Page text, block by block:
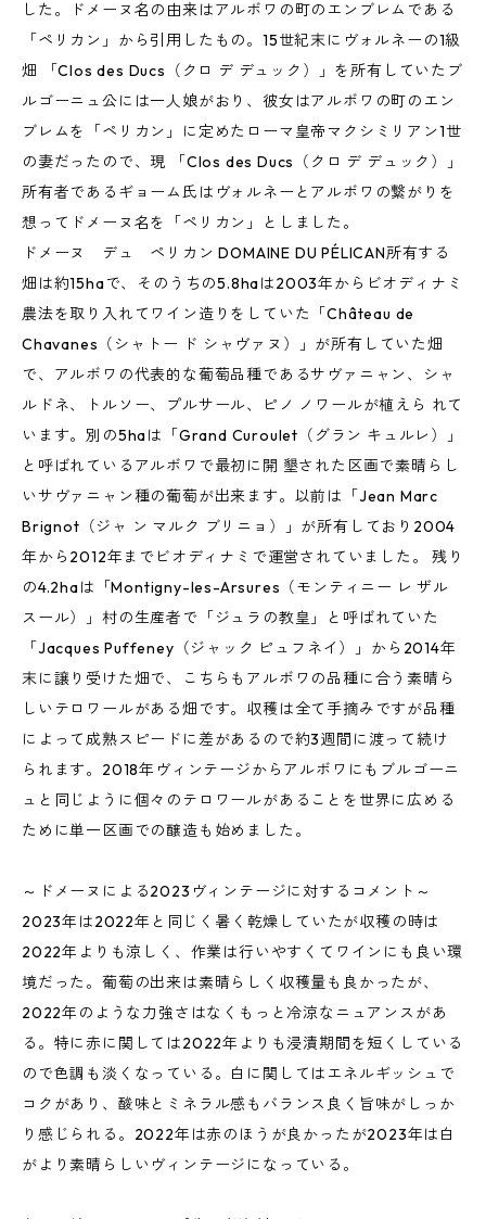
した。ドメーヌ名の由来はアルボワの町のエンブレムである
「ペリカン」から引用したもの。15世紀末にヴォルネーの1級
畑 「Clos des Ducs（クロ デ デュック）」を所有していたブ
ルゴーニュ公には一人娘がおり、彼女はアルボワの町のエン
ブレムを「ペリカン」に定めたローマ皇帝マクシミリアン1世
の妻だったので、現 「Clos des Ducs（クロ デ デュック）」
所有者であるギョーム氏はヴォルネーとアルボワの繋がりを
想ってドメーヌ名を「ペリカン」としました。
ドメーヌ デュ ペリカン DOMAINE DU PÉLICAN所有する
畑は約15haで、そのうちの5.8haは2003年からビオディナミ
農法を取り入れてワイン造りをしていた「Château de
Chavanes（シャトー ド シャヴァヌ）」が所有していた畑
で、アルボワの代表的な葡萄品種であるサヴァニャン、シャ
ルドネ、トルソー、プルサール、ピノ ノワールが植えら れて
います。別の5haは「Grand Curoulet（グラン キュルレ）」
と呼ばれているアルボワで最初に開 墾された区画で素晴らし
いサヴァニャン種の葡萄が出来ます。以前は「Jean Marc
Brignot（ジャ ン マルク ブリニョ）」が所有しており2004
年から2012年までビオディナミで運営されていました。 残り
の4.2haは「Montigny-les-Arsures（モンティニー レ ザル
スール）」村の生産者で「ジュラの教皇」と呼ばれていた
「Jacques Puffeney（ジャック ピュフネイ）」から2014年
末に譲り受けた畑で、こちらもアルボワの品種に合う素晴ら
しいテロワールがある畑です。収穫は全て手摘みですが品種
によって成熟スピードに差があるので約3週間に渡って続け
られます。2018年ヴィンテージからアルボワにもブルゴーニ
ュと同じように個々のテロワールがあることを世界に広める
ために単一区画での醸造も始めました。
～ドメーヌによる2023ヴィンテージに対するコメント～
2023年は2022年と同じく暑く乾燥していたが収穫の時は
2022年よりも涼しく、作業は行いやすくてワインにも良い環
境だった。葡萄の出来は素晴らしく収穫量も良かったが、
2022年のような力強さはなくもっと冷涼なニュアンスがあ
る。特に赤に関しては2022年よりも浸漬期間を短くしている
ので色調も淡くなっている。白に関してはエネルギッシュで
コクがあり、酸味とミネラル感もバランス良く旨味がしっか
り感じられる。2022年は赤のほうが良かったが2023年は白
がより素晴らしいヴィンテージになっている。